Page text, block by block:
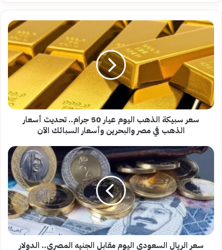
سعر
سبيكة
الذهب
اليوم
عيار
50
جرام..
تحديث
أسعار
الذهب
والبحرين
وأسعار
السبائك
الآن
سعر سبيكة الذهب اليوم عيار 50 جرام.. تحديث أسعار
الذهب في مصر والبحرين وأسعار السبائك الآن
سعر
الريال
السعودي
اليوم
مقابل
الجنيه
المصري..
الدولار
واليورو
والعملات
سعر الريال السعودي اليوم مقابل الجنيه المصري.. الدولار